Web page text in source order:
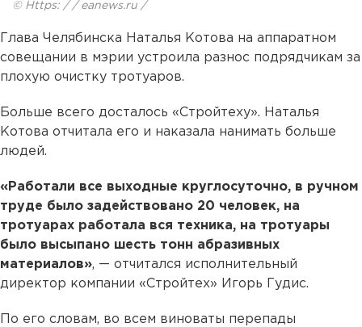
© Https: / / eanews.ru /
Глава Челябинска Наталья Котова на аппаратном
совещании в мэрии устроила разнос подрядчикам за
плохую очистку тротуаров.
Больше всего досталось «Стройтеху». Наталья
Котова отчитала его и наказала нанимать больше
людей.
«Работали все выходные круглосуточно, в ручном
труде было задействовано 20 человек, на
тротуарах работала вся техника, на тротуары
было высыпано шесть тонн абразивных
материалов», — отчитался исполнительный
директор компании «Стройтех» Игорь Гудис.
По его словам, во всем виноваты перепады